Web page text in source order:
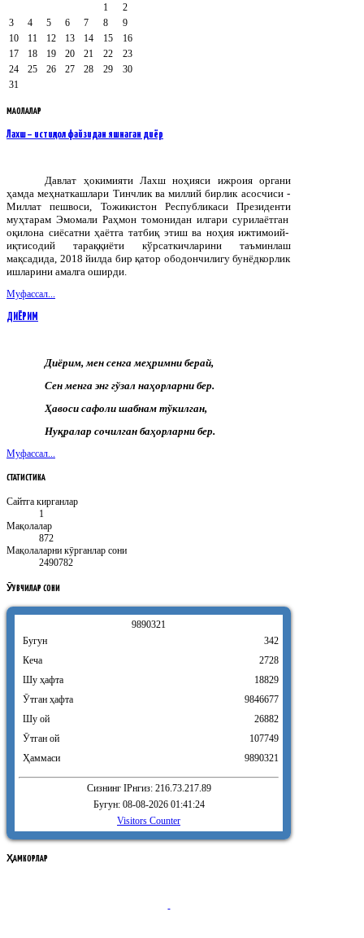
1
2
3
4 5 6 7 8
9
10
11 12 13 14 15
16
17
18 19 20 21 22
23
24
25 26 27 28 29
30
31
МАҚОЛАЛАР
Лахш – истиқлол файзидан яшнаган диёр
Давлат ҳокимияти Лахш ноҳияси ижроия органи
ҳамда меҳнаткашлари Тинчлик ва миллий бирлик асосчиси-
Миллат
пешвоси Тожикистон Республикаси
Президенти
муҳтарам Эмомали Раҳмон томонидан илгари сурилаётган
оқилона сиёсатни ҳаётга татбиқ этиш ва ноҳия ижтимоий-
иқтисодий
тараққиёти кўрсаткичларини
таъминлаш
мақсадида , 2018йилда бир қатор ободончилигу бунёдкорлик
ишларини амалга оширди
Муфассал...
ДИЁРИМ
Диёрим, мен сенга меҳримни берай,
Сен менга энг гўзал наҳорларни бер.
Ҳавоси сафоли шабнам тўкилган,
Нуқралар сочилган баҳорларни бер.
Муфассал...
СТАТИСТИКА
Сайтга кирганлар
1
Мақолалар
872
Мақолаларни кӯрганлар сони
2490782
ӮҚУВЧИЛАРСОНИ
9890321
Бугун
Кеча
Шу ҳафта
Ӯтган ҳафта
Шу ой
Ӯтган ой
Ҳаммаси
342
2728
18829
9846677
26882
107749
9890321
Сизнинг IPнгиз: 216.73.217.89
Бугун: 08-08-2026 01:41:24
Visitors Counter
ҲАМКОРЛАР